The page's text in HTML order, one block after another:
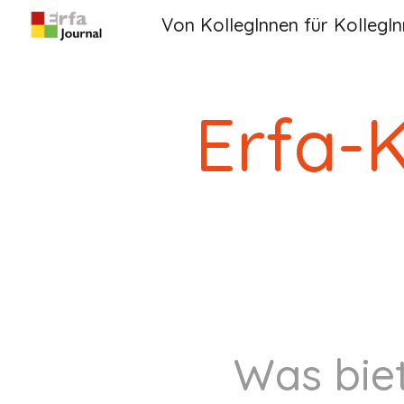
Von KollegInnen für
Erfa-
Was